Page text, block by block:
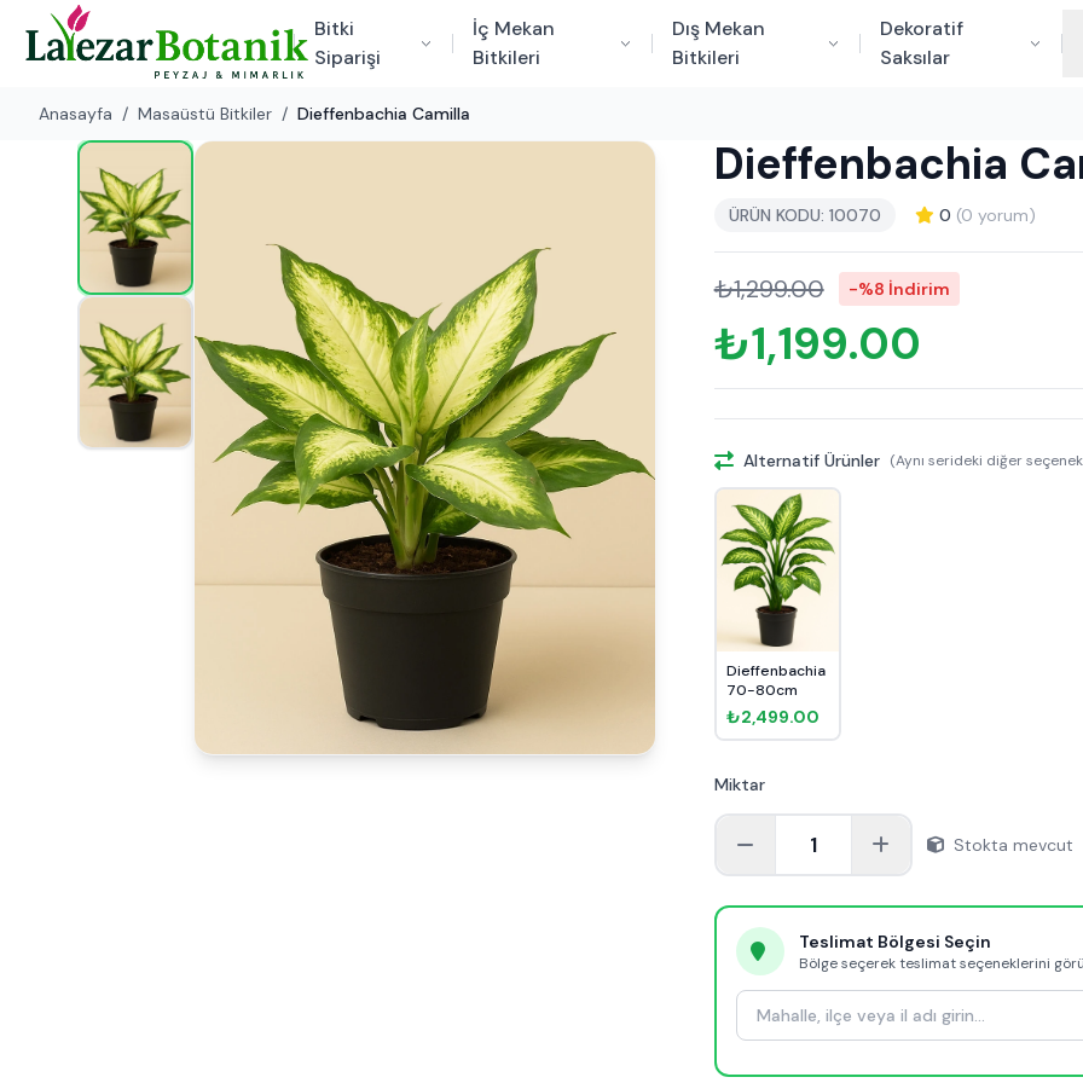
Bitki
Siparişi
İç Mekan
Bitkileri
Dış Mekan
Bitkileri
Dekoratif
Saksılar
Anasayfa / Masaüstü Bitkiler / Dieffenbachia Camilla
Dieffenbachia
ÜRÜN KODU: 10070 0 (0 yorum)
₺1,299.00 -%8 İndirim
₺1,199.00
Alternatif Ürünler (Aynı serideki diğer
Dieffenbachia
70-80cm
₺2,499.00
Miktar
1 Stokta mevcut
Teslimat Bölgesi Seçin
Bölge seçerek teslimat seçeneklerini